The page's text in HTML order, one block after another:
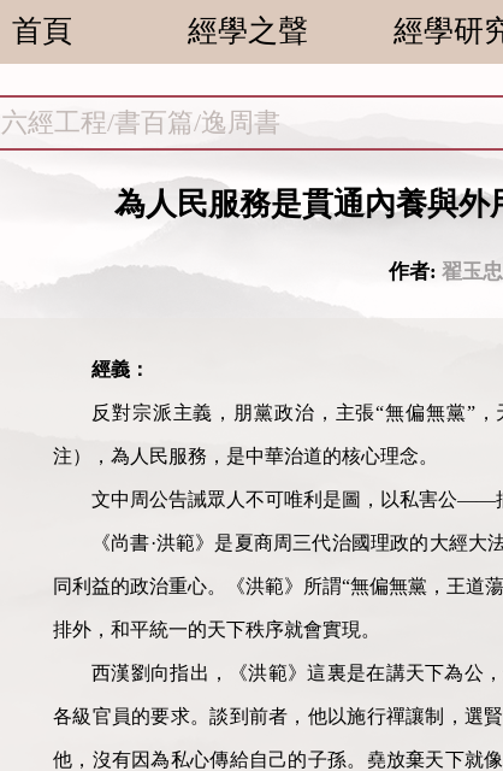
首頁 經學之聲 經學研
經工程/書百篇/逸周書
為人民服務是貫通內養與外
作者: 翟玉
經義：
反對宗派主義，朋黨政治，主張“無偏無黨”
注），為人民服務，是中華治道的核心理念。
文中周公告誡眾人不可唯利是圖，以私害公——
《尚書·洪範》是夏商周三代治國理政的大經
同利益的政治重心。《洪範》所謂“無偏無黨，王道
排外，和平統一的天下秩序就會實現。
西漢劉向指出，《洪範》這裏是在講天下為公
各級官員的要求。談到前者，他以施行禪讓制，選
他，沒有因為私心傳給自己的子孫。堯放棄天下就